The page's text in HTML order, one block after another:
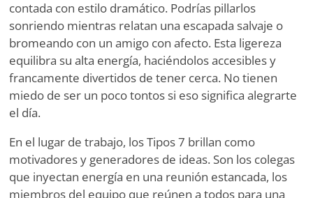
contada con estilo dramático. Podrías pillarlos
sonriendo mientras relatan una escapada salvaje o
bromeando con un amigo con afecto. Esta ligereza
equilibra su alta energía, haciéndolos accesibles y
francamente divertidos de tener cerca. No tienen
miedo de ser un poco tontos si eso significa alegrarte
el día.
En el lugar de trabajo, los Tipos 7 brillan como
motivadores y generadores de ideas. Son los colegas
que inyectan energía en una reunión estancada, los
miembros del equipo que reúnen a todos para una